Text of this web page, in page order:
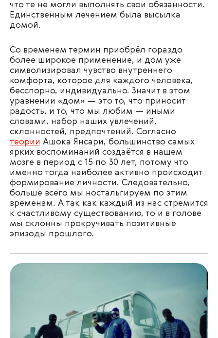
что те не могли выполнять свои обязанности.
Единственным лечением была высылка
домой.
Со временем термин приобрёл гораздо
более широкое применение, и дом уже
символизировал чувство внутреннего
комфорта, которое для каждого человека,
бесспорно, индивидуально. Значит в этом
уравнении «дом» — это то, что приносит
радость, и то, что мы любим — иными
словами, набор наших увлечений,
склонностей, предпочтений. Согласно
теории Ашока Янсари, большинство самых
ярких воспоминаний создаётся в нашем
мозге в период с 15 по 30 лет, потому что
именно тогда наиболее активно происходит
формирование личности. Следовательно,
больше всего мы ностальгируем по этим
временам. А так как каждый из нас стремится
к счастливому существованию, то и в голове
мы склонны прокручивать позитивные
эпизоды прошлого.